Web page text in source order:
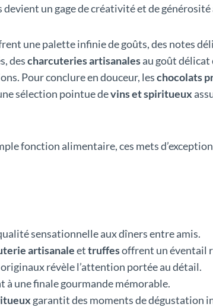
un gage de créativité et de générosité
une palette infinie de goûts, des notes
descharcuteries artisanalesau goût délicat
Pour conclure en douceur, leschocolats
sélection pointue devins et spiritueux
fonction alimentaire, ces mets
sensationnelle aux dîners entre amis.
artisanaleettruffesoffrent un éventail
révèle l’attention portée au détail.
à une finale gourmande mémorable.
garantit des moments de dégustation